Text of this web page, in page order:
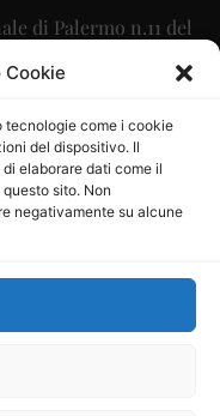
Cookie
tecnologie come i cookie
del dispositivo. Il
elaborare dati come il
sito. Non
negativamente su alcune
di Palermo n.11 del
Scaglione
Calabrese
Cooperativa a r.l. è
di Comunicazione al